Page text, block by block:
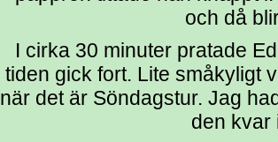
och då
I cirka 30 minuter pratade
tiden gick fort. Lite småkyligt
när det är Söndagstur. Jag
den kvar